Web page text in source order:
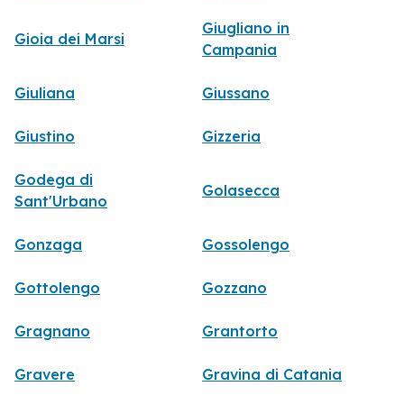
Gioia dei Marsi
Giugliano in
Campania
Giuliana Giussano
Giustino Gizzeria
Godega di
Sant'Urbano
Golasecca
Gonzaga Gossolengo
Gottolengo Gozzano
Gragnano Grantorto
Gravere Gravina di Catania